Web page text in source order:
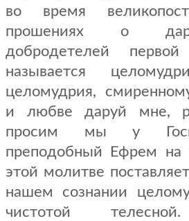
во время
прошениях о
добродетелей
называется
целомудрия,
и любве даруй мне,
просим мы у
преподобный Ефрем на
этой молитве
нашем сознании
чистотой